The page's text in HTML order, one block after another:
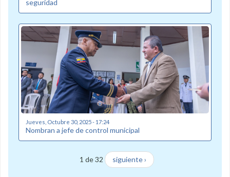
seguridad
Jueves, Octubre 30, 2025 - 17:24
Nombran a jefe de control municipal
1 de 32 siguiente ›